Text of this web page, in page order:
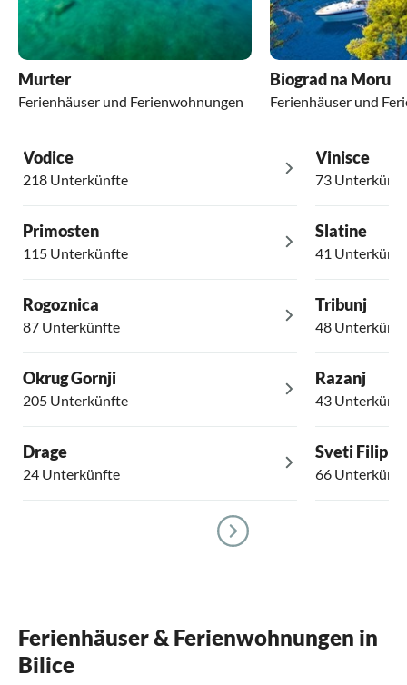
Murter
Ferienhäuser und Ferienwohnungen
Biograd na Moru
Ferienhäuser und
Vodice
218 Unterkünfte
Primosten
115 Unterkünfte
Rogoznica
87 Unterkünfte
Okrug Gornji
205 Unterkünfte
Drage
24 Unterkünfte
Vinisce
73
Slatine
41
Tribunj
48
Razanj
43
Sveti Filip i
66
Ferienhäuser & Ferienwohnungen in
Bilice